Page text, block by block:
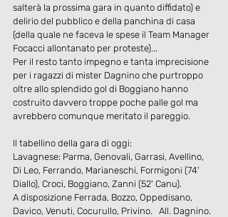
salterà la prossima gara in quanto diffidato) e
delirio del pubblico e della panchina di casa
(della quale ne faceva le spese il Team Manager
Focacci allontanato per proteste)...
Per il resto tanto impegno e tanta imprecisione
per i ragazzi di mister Dagnino che purtroppo
oltre allo splendido gol di Boggiano hanno
costruito davvero troppe poche palle gol ma
avrebbero comunque meritato il pareggio.
Il tabellino della gara di oggi:
Lavagnese: Parma, Genovali, Garrasi, Avellino,
Di Leo, Ferrando, Marianeschi, Formigoni (74'
Diallo), Croci, Boggiano, Zanni (52' Canu).
A disposizione Ferrada, Bozzo, Oppedisano,
Davico, Venuti, Cocurullo, Privino.   All. Dagnino.